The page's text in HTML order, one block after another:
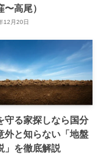
〜高尾）
12月20日
守る家探しなら国分
外と知らない「地盤
」を徹底解説